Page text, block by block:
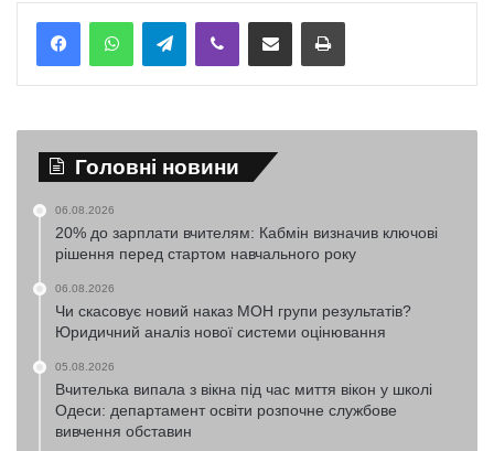
TelegramViber Надіслати електронною поштоюНадрукувати
Головні новини
06.08.2026
20% до зарплати вчителям: Кабмін визначив ключові
рішення перед стартом навчального року
06.08.2026
Чи скасовує новий наказ МОН групи результатів?
Юридичний аналіз нової системи оцінювання
05.08.2026
Вчителька випала з вікна під час миття вікон у школі
Одеси: департамент освіти розпочне службове
вивчення обставин